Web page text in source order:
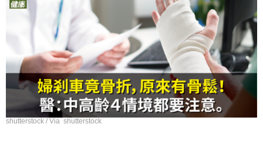
shutterstock / Via shutterstock